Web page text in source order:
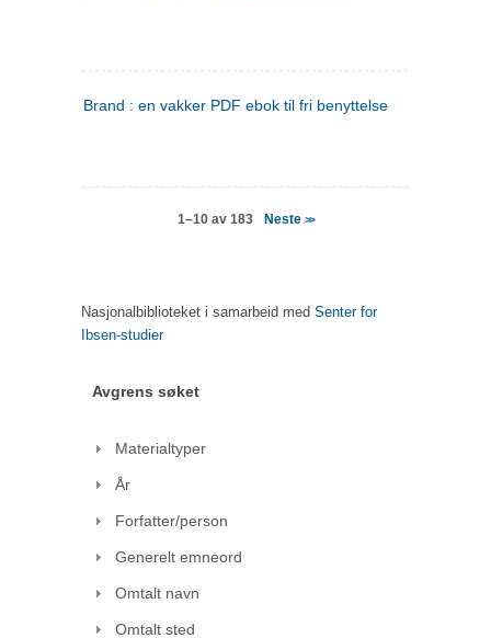
Brand : en vakker PDF ebok til fri benyttelse
1–10 av 183 Neste >>
Nasjonalbiblioteket i samarbeid med Senter for
Ibsen-studier
Avgrens søket
Materialtyper
År
Forfatter/person
Generelt emneord
Omtalt navn
Omtalt sted